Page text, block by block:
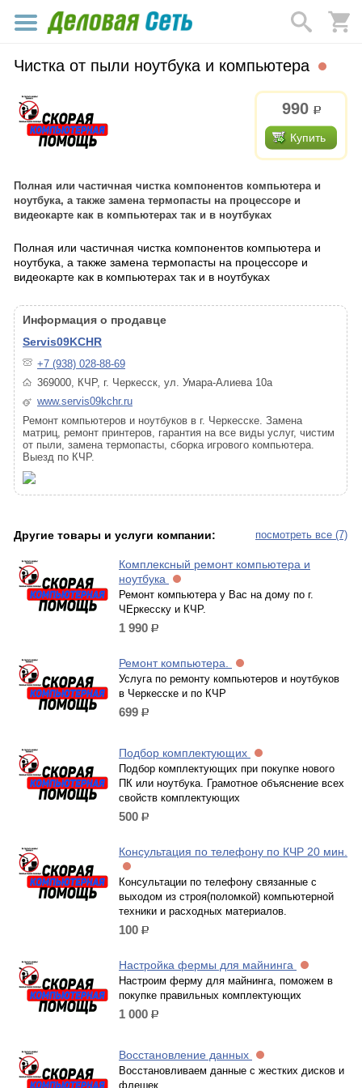
Чистка от пыли ноутбука и компьютера
990 р.
Купить
Полная или частичная чистка компонентов компьютера и
ноутбука, а также замена термопасты на процессоре и
видеокарте как в компьютерах так и в ноутбуках
Полная или частичная чистка компонентов компьютера и
ноутбука, а также замена термопасты на процессоре и
видеокарте как в компьютерах так и в ноутбуках
Информация о продавце
Servis09KCHR
+7 (938) 028-88-69
369000, КЧР, г. Черкесск, ул. Умара-Алиева 10а
www.servis09kchr.ru
Ремонт компьютеров и ноутбуков в г. Черкесске. Замена
матриц, ремонт принтеров, гарантия на все виды услуг, чистим
от пыли, замена термопасты, сборка игрового компьютера.
Выезд по КЧР.
посмотреть все (7)
Другие товары и услуги компании:
Комплексный ремонт компьютера и
ноутбука
Ремонт компьютера у Вас на дому по г.
ЧЕркесску и КЧР.
1 990 р.
Ремонт компьютера.
Услуга по ремонту компьютеров и ноутбуков
в Черкесске и по КЧР
699 р.
Подбор комплектующих
Подбор комплектующих при покупке нового
ПК или ноутбука. Грамотное объяснение всех
свойств комплектующих
500 р.
Консультация по телефону по КЧР 20 мин.
Консультации по телефону связанные с
выходом из строя(поломкой) компьютерной
техники и расходных материалов.
100 р.
Настройка фермы для майнинга
Настроим ферму для майнинга, поможем в
покупке правильных комплектующих
1 000 р.
Восстановление данных
Восстановливаем данные с жестких дисков и
флешек.